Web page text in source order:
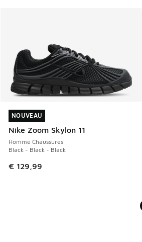
NOUVEAU
Nike Zoom Skylon 11
Homme Chaussures
Black - Black - Black
€ 129,99
NOUVEAU